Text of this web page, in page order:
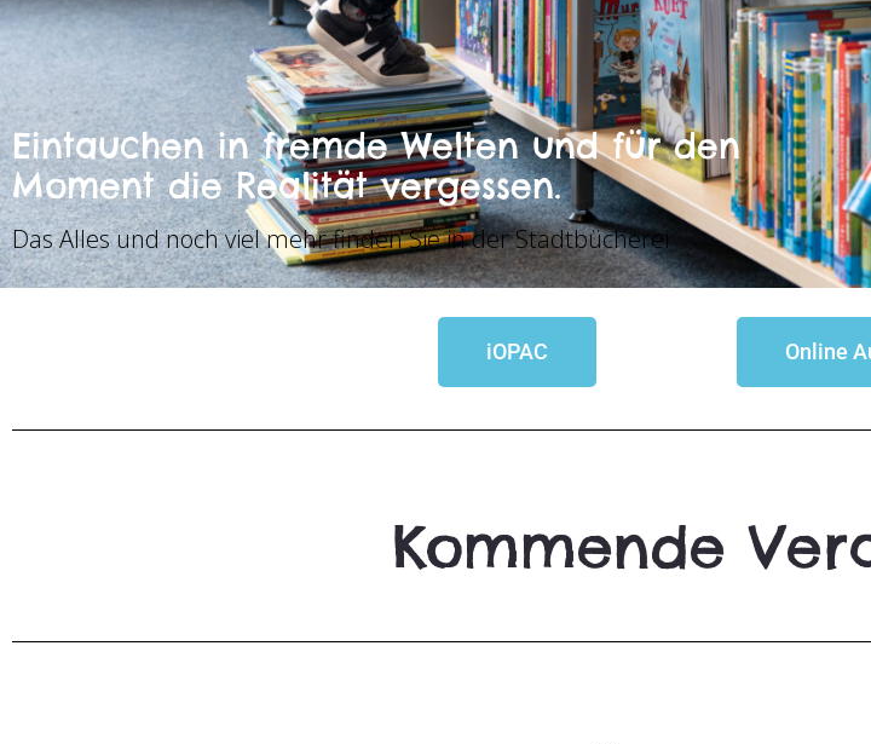
Eintauchen in fremde Welten und für den
Moment die Realität vergessen.
Das Alles und noch viel mehr finden Sie in der Stadtbücherei
iOPAC Online
Kommende